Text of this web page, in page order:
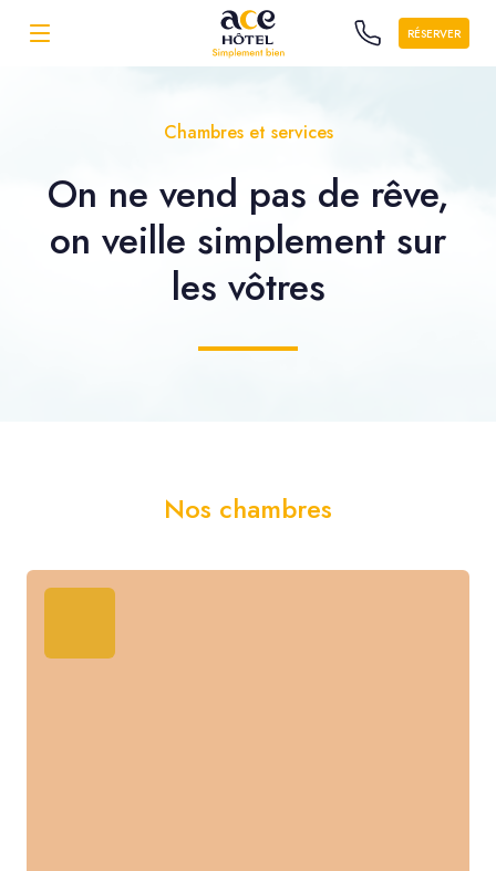
RÉSERVER
Chambres et services
On ne vend pas de rêve,
on veille simplement sur
les vôtres
Nos chambres